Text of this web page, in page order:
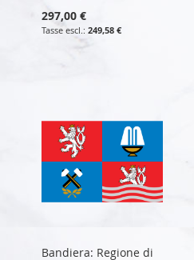
297,00 €
249,58 €
Bandiera: Regione di